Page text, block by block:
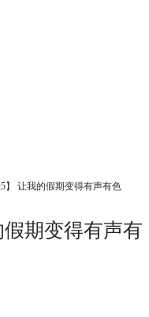
】 让我的假期变得有声有色
假期变得有声有